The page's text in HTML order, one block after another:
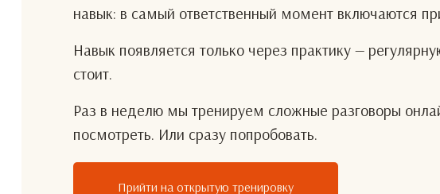
навык: в самый ответственный момент включаются
Навык появляется только через практику —
стоит.
Раз в неделю мы тренируем сложные разговоры
посмотреть. Или сразу попробовать.
Прийти на открытую тренировку